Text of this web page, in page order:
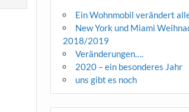
Ein Wohnmobil verändert
New York und Miami
2018/2019
Veränderungen….
2020 – ein besonderes Jahr
uns gibt es noch